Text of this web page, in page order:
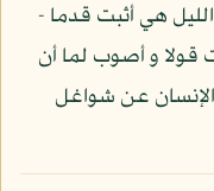
الليل هي أثبت قدما -
قولا و أصوب لما أن
الإنسان عن شواغل